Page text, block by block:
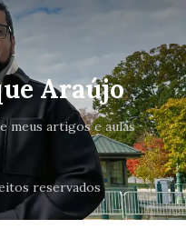
Araújo
meus artigos e aulas
reservados